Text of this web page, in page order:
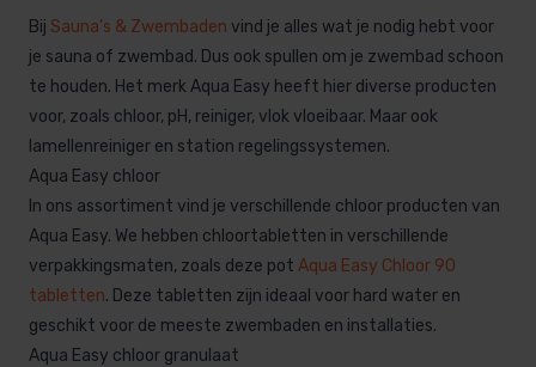
Bij Sauna’s & Zwembaden vind je alles wat je nodig hebt voor
je sauna of zwembad. Dus ook spullen om je zwembad schoon
te houden. Het merk Aqua Easy heeft hier diverse producten
voor, zoals chloor, pH, reiniger, vlok vloeibaar. Maar ook
lamellenreiniger en station regelingssystemen.
Aqua Easy chloor
In ons assortiment vind je verschillende chloor producten van
Aqua Easy. We hebben chloortabletten in verschillende
verpakkingsmaten, zoals deze pot Aqua Easy Chloor 90
tabletten. Deze tabletten zijn ideaal voor hard water en
geschikt voor de meeste zwembaden en installaties.
Aqua Easy chloor granulaat